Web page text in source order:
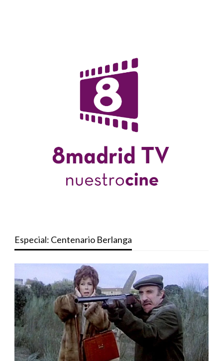
Especial: Centenario Berlanga